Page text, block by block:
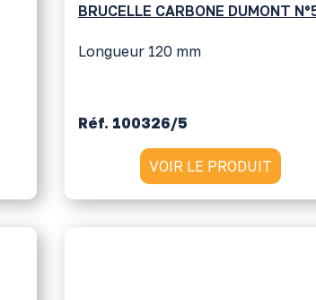
BRUCELLE CARBONE DUMONT
Longueur 120 mm
Réf. 100326/5
VOIR LE PRODUIT